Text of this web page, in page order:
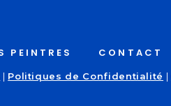
PEINTRES CONTACT
| Politiques de Confidentialité |